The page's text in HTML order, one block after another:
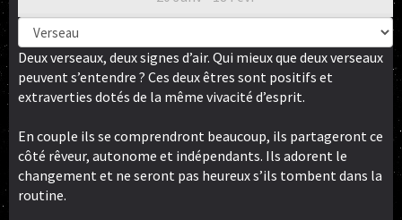
Deux verseaux, deux signes d’air. Qui mieux que deux verseaux
peuvent s’entendre ? Ces deux êtres sont positifs et
extraverties dotés de la même vivacité d’esprit.
En couple ils se comprendront beaucoup, ils partageront ce
côté rêveur, autonome et indépendants. Ils adorent le
changement et ne seront pas heureux s’ils tombent dans la
routine.